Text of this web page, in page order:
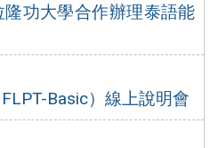
功大學合作辦理泰語能
Basic）線上說明會